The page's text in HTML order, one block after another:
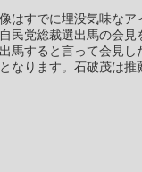
はすでに埋没気味なア
民党総裁選出馬の会
馬すると言って会見
なります。石破茂は推